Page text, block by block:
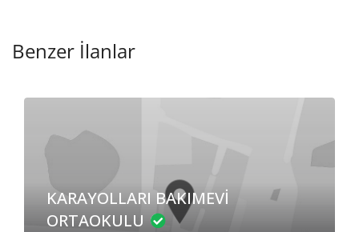
Benzer İlanlar
KARAYOLLARI BAKIMEVİ
ORTAOKULU